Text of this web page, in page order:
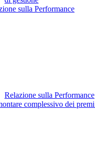
sulla Performance
Relazione sulla Performance
complessivo dei premi